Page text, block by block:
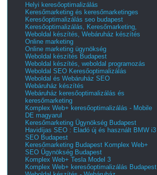
Helyi keresőoptimalizálás
Keresőmarketing és keresőmarketinges
Keresőoptimalizálás seo budapest
Keresőoptimalizálás, Keresőmarketing,
Weboldal készítés, Webáruház készítés
Online marketing
Online marketing ügynökség
Weboldal készítés Budapest
Weboldal készítés, weboldal programozás
Weboldal SEO Keresőoptimalizálás
Weboldal és Webáruház SEO
Webáruház készítés
Webáruház keresőoptimalizálás és
keresőmarketing
Komplex Web+ keresőoptimalizálás - Mobile
DE magyarul
Keresőmarketing Ügynökség Budapest
Havidíjas SEO : Eladó új és használt BMW i3
SEO Budapest
Keresőmarketing Budapest Komplex Web+
SEO Ügynökség Budapest
Komplex Web+ Tesla Model 3
Komplex Web+ keresőoptimalizálás Budapest